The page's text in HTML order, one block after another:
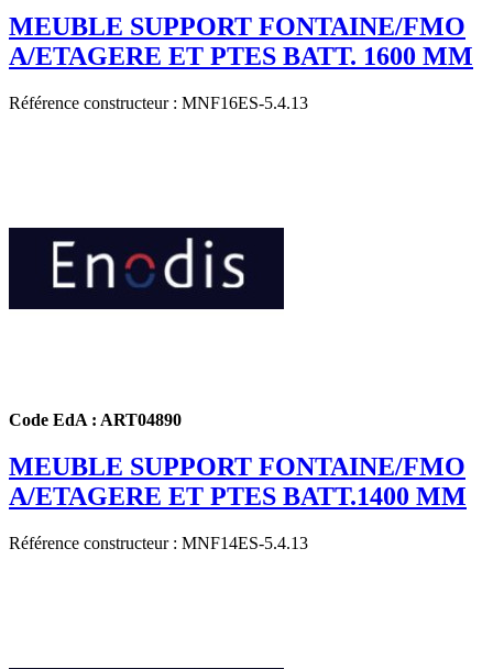
MEUBLE SUPPORT FONTAINE/FMO
A/ETAGERE ET PTES BATT. 1600 MM
Référence constructeur : MNF16ES-5.4.13
Code EdA : ART04890
MEUBLE SUPPORT FONTAINE/FMO
A/ETAGERE ET PTES BATT.1400 MM
Référence constructeur : MNF14ES-5.4.13